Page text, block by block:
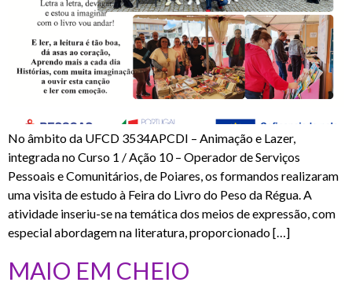
No âmbito da UFCD 3534APCDI – Animação e Lazer,
integrada no Curso 1 / Ação 10 – Operador de Serviços
Pessoais e Comunitários, de Poiares, os formandos realizaram
uma visita de estudo à Feira do Livro do Peso da Régua. A
atividade inseriu-se na temática dos meios de expressão, com
especial abordagem na literatura, proporcionado […]
MAIO EM CHEIO